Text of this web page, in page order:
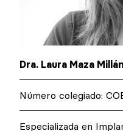
Dra. Laura Maza Millán
Número colegiado:
Especializada en